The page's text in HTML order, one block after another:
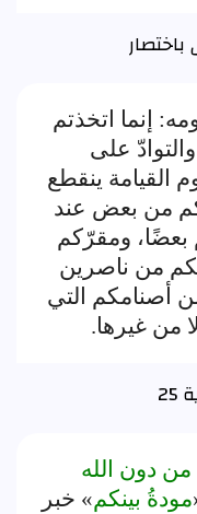
إنما اتخذتم
على
القيامة ينقطع
من بعض عند
بعضًا، ومقرّكم
لكم من ناصرين
أصنامكم التي
من غيرها.
من دون الله
مودةُ بينكم» خبر